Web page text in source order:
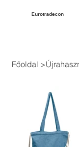
Eurotradecon
Főoldal >